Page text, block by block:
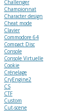
Challenger
Championnat
Character design
Cheat mode
Clavier
Commodore 64
Compact Disc
Console
Console Virtuelle
Cookie
Crénelage
CryEngine2
CS
CTF
Custom
Cut-scene